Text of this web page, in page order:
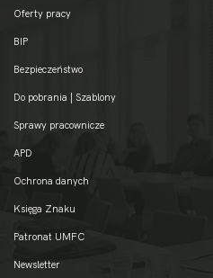
Oferty pracy
BIP
Bezpieczeństwo
Do pobrania | Szablony
Sprawy pracownicze
APD
Ochrona danych
Księga Znaku
Patronat UMFC
Newsletter